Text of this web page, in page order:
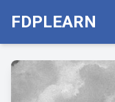
FDPLEARN